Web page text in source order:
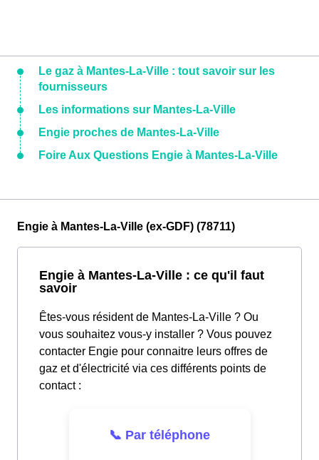
Le gaz à Mantes-La-Ville : tout savoir sur les
fournisseurs
Les informations sur Mantes-La-Ville
Engie proches de Mantes-La-Ville
Foire Aux Questions Engie à Mantes-La-Ville
Engie à Mantes-La-Ville (ex-GDF) (78711)
Engie à Mantes-La-Ville : ce qu'il faut
savoir
Êtes-vous résident de Mantes-La-Ville ? Ou
vous souhaitez vous-y installer ? Vous pouvez
contacter Engie pour connaitre leurs offres de
gaz et d'électricité via ces différents points de
contact :
📞 Par téléphone